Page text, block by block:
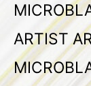
ARTIST